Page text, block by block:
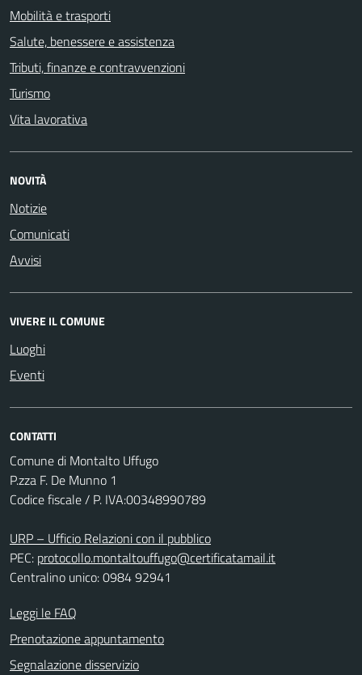
Mobilità e trasporti
Salute, benessere e assistenza
Tributi, finanze e contravvenzioni
Turismo
Vita lavorativa
NOVITÀ
Notizie
Comunicati
Avvisi
VIVERE IL COMUNE
Luoghi
Eventi
CONTATTI
Comune di Montalto Uffugo
P.zza F. De Munno 1
Codice fiscale / P. IVA:00348990789
URP – Ufficio Relazioni con il pubblico
PEC: protocollo.montaltouffugo@certificatamail.it
Centralino unico: 0984 92941
Leggi le FAQ
Prenotazione appuntamento
Segnalazione disservizio